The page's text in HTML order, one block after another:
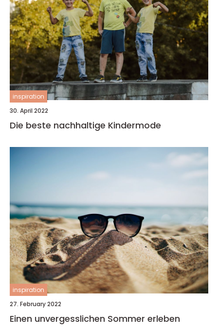
inspiration
30. April 2022
Die beste nachhaltige Kindermode
inspiration
27. February 2022
Einen unvergesslichen Sommer erleben